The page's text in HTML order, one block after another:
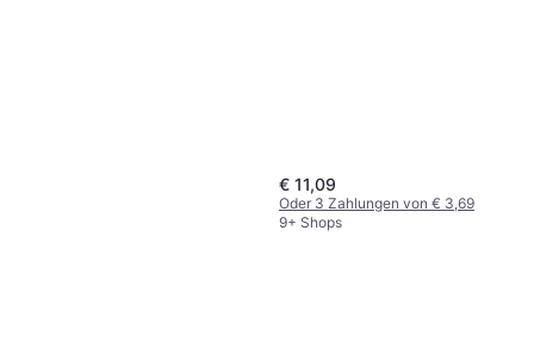
€ 11,09
Oder 3 Zahlungen von € 3,69
9+ Shops